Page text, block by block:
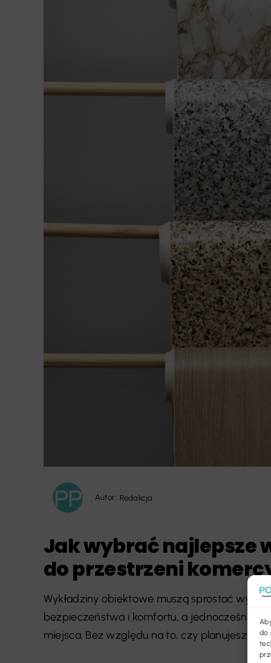
do
Autor: Redakcja
Jak wybrać najlepsze
do przestrzeni
Wykładziny obiektowe muszą sprostać
bezpieczeństwa i komfortu, a jednocześnie
miejsca. Bez względu na to, czy planujesz